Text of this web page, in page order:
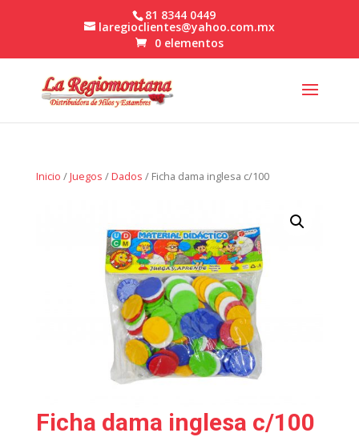
81 8344 0449
laregioclientes@yahoo.com.mx
0 elementos
Inicio /Juegos /Dados / Ficha dama inglesa c/100
Ficha dama inglesa c/100